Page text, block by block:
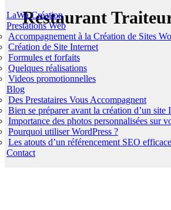
LaWa Création
Prestations Web
Accompagnement à la Création de Sites
Création de Site Internet
Formules et forfaits
Quelques réalisations
Videos promotionnelles
Blog
Des Prestataires Vous Accompagnent
Bien se préparer avant la création d’un site
Importance des photos personnalisées sur
Pourquoi utiliser WordPress ?
Les atouts d’un référencement SEO efficace
Contact
Restaurant